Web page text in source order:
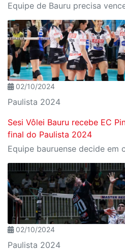
02/10/2024
Paulista 2024
Sesi Vôlei Bauru recebe EC
final do Paulista 2024
02/10/2024
Paulista 2024